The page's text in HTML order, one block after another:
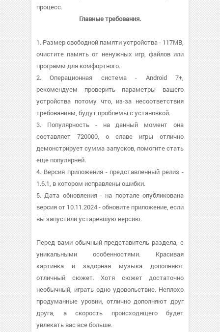
процесс.
Главные требования.
1. Размер свободной памяти устройства - 117MB,
очистите память от ненужных игр, файлов или
программ для комфортного.
2. Операционная система - Android 7+,
рекомендуем проверить параметры вашего
устройства потому что, из-за несоответствия
требованиям, будут проблемы с установкой.
3. Популярность - на данный момент она
составляет 720000, о cлаве игры отлично
демонстрирует сумма запусков, помогите стать
еще популярней.
4. Версия приложения - представленный релиз -
1.6.1, в котором исправлены ошибки.
5. Дата обновления - на портале опубликована
версия от 10.11.2024 - обновите приложение, если
вы запустили устаревшую версию.
Перед вами обычный представитель раздела, с
уникальными особенностями. Красивая
картинка и задорная музыка дополняют
отличный сюжет. Хотя сюжет достаточно
необычный, играть одно удовольствие. Неплохо
продуманные уровни, отлично дополняют друг
друга, а скорость происходящего будет
увлекать вас все больше.